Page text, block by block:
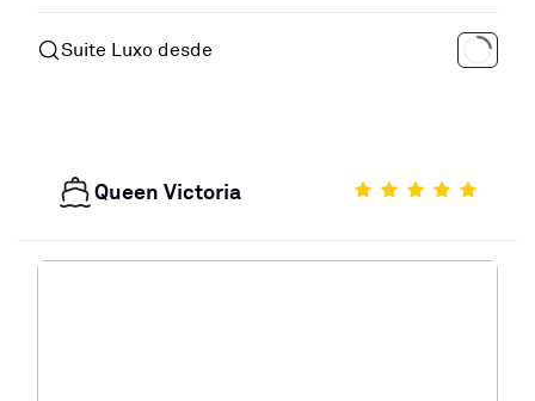
Suite Luxo desde
Queen Victoria